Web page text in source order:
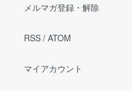
メルマガ登録・解除
RSS / ATOM
マイアカウント